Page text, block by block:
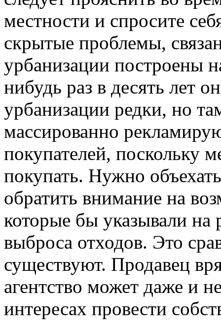
местности и спросите
скрытые проблемы,
урбанизации построены
нибудь раз в десять лет
урбанизации редки, но
массированно
покупателей, поскольку
покупать. Нужно
обратить внимание на
которые бы указывали на
выброса отходов. Это
существуют. Продавец
агентство может даже и
интересах провести